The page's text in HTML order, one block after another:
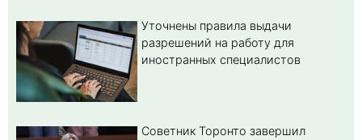
Уточнены правила выдачи
разрешений на работу для
иностранных специалистов
Советник Торонто завершил